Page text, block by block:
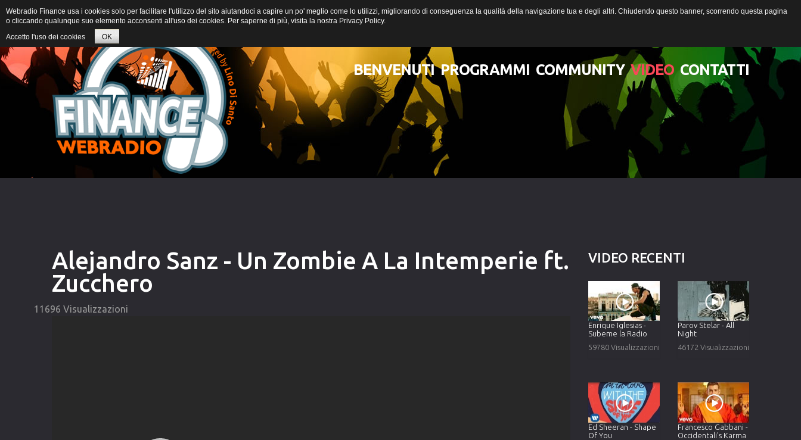
BENVENUTI PROGRAMMI COMMUNITY
Lista degli utenti
Una canzone per Te
VIDEO CONTATTI
Alejandro Sanz - Un Zombie A La Intemperie ft.
Zucchero
11696 Visualizzazioni
VIDEO RECENTI
Enrique Iglesias -
Subeme la Radio
59780 Visualizzazioni
Parov Stelar - All
Night
46172 Visualizzazioni
Ed Sheeran - Shape
Of You
Francesco Gabbani -
Occidentali's Karma
Webradio Finance usa i cookies solo per facilitare l'utilizzo del sito aiutandoci a capire un po' meglio come lo utilizzi, migliorando di conseguenza la qualità della navigazione tua e degli altri. Chiudendo questo banner, scorrendo questa pagina
o cliccando qualunque suo elemento acconsenti all'uso dei cookies. Per saperne di più, visita la nostra Privacy Policy.
Accetto l'uso dei cookies
OK